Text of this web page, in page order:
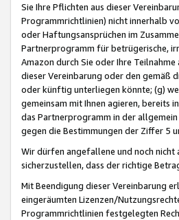
Sie Ihre Pflichten aus dieser
Programmrichtlinien) nicht innerhalb
oder Haftungsansprüchen im
Partnerprogramm für betrügerische,
Amazon durch Sie oder Ihre
dieser Vereinbarung oder den gemäß
oder künftig unterliegen könnte; (g)
gemeinsam mit Ihnen agieren, bereits
das Partnerprogramm in der
gegen die Bestimmungen der Ziffer 5
Wir dürfen angefallene und noch nicht
sicherzustellen, dass der richtige
Mit Beendigung dieser Vereinbarung
eingeräumten Lizenzen/
Programmrichtlinien festgelegten